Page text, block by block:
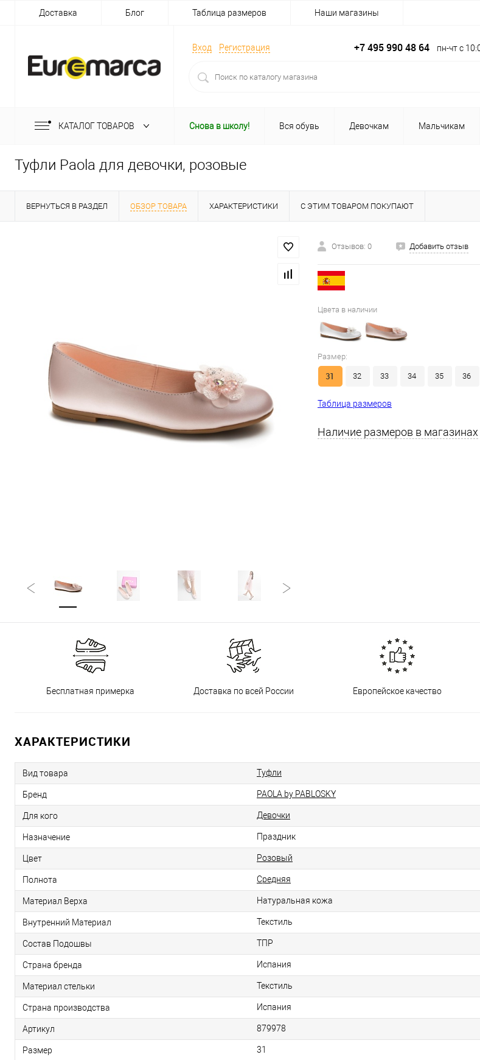
Доставка Блог Таблица размеров Наши магазины
Вход Регистрация +7 495 990 48 64 пн-чт с
КАТАЛОГ ТОВАРОВ Снова в школу! Вся обувь Девочкам Мальчикам
Туфли Paola для девочки, розовые
ВЕРНУТЬСЯ В РАЗДЕЛ ОБЗОР ТОВАРА ХАРАКТЕРИСТИКИ С ЭТИМ ТОВАРОМ ПОКУПАЮТ
Отзывов: 0 Добавить отзыв
Цвета в наличии
Размер:
31 32 33 34 35 36
Таблица размеров
Наличие размеров в магазинах
Бесплатная примерка Доставка по всей России Европейское качество
ХАРАКТЕРИСТИКИ
Вид товара Туфли
Бренд PAOLA by PABLOSKY
Для кого Девочки
Назначение Праздник
Цвет Розовый
Полнота Средняя
Материал Верха Натуральная кожа
Внутренний Материал Текстиль
Состав Подошвы ТПР
Страна бренда Испания
Материал стельки Текстиль
Страна производства Испания
Артикул 879978
Размер 31